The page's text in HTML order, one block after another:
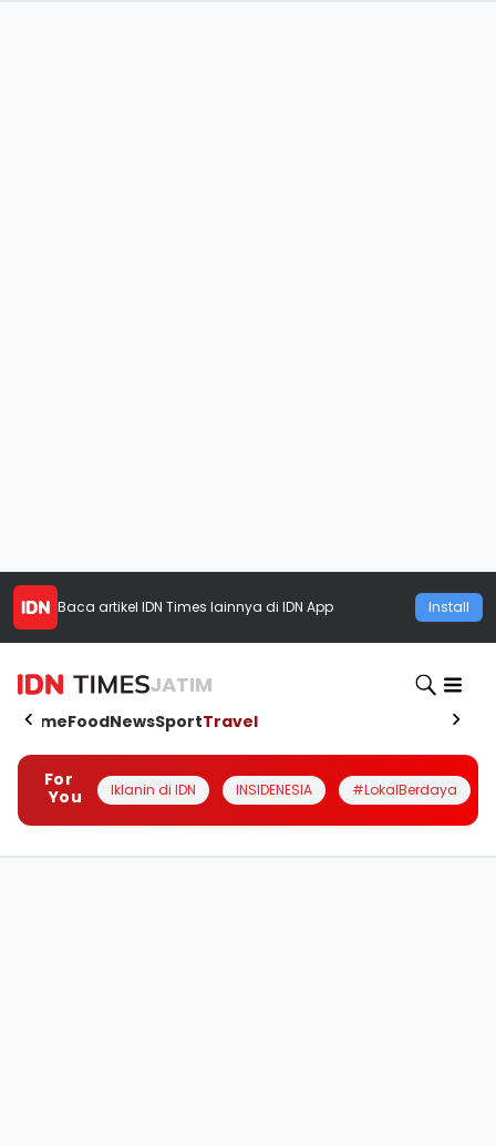
Baca artikel IDN Times lainnya di IDN App Install
JATIM
HomeFoodNewsSportTravel
For
You
Iklanin di IDN INSIDENESIA #LokalBerdaya